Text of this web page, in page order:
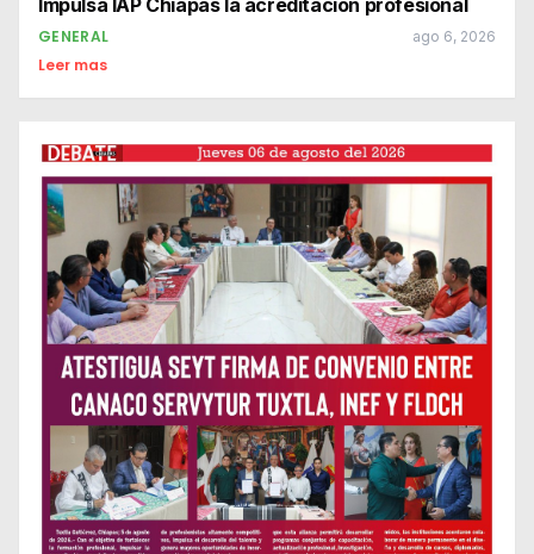
Impulsa IAP Chiapas la acreditación profesional
GENERAL ago 6, 2026
Leer mas